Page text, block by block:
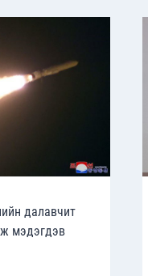
далавчит
мэдэгдэв